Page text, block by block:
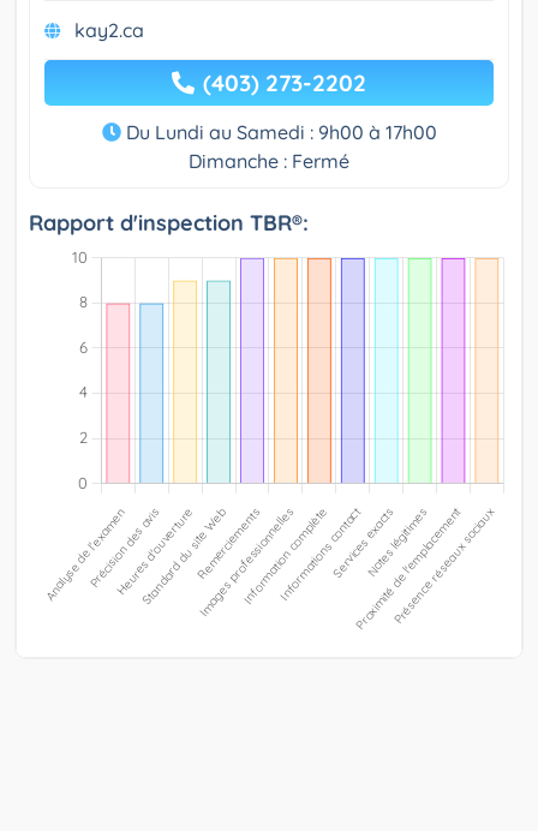
kay2.ca
(403) 273-2202
Du Lundi au Samedi : 9h00 à 17h00
Dimanche : Fermé
Rapport d'inspection TBR®: